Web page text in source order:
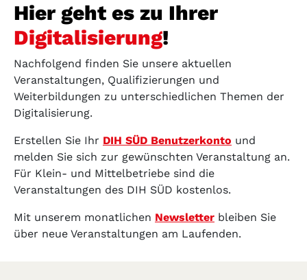
Hier geht es zu Ihrer
Digitalisierung!
Nachfolgend finden Sie unsere aktuellen
Veranstaltungen, Qualifizierungen und
Weiterbildungen zu unterschiedlichen Themen der
Digitalisierung.
Erstellen Sie Ihr DIH SÜD Benutzerkonto und
melden Sie sich zur gewünschten Veranstaltung an.
Für Klein- und Mittelbetriebe sind die
Veranstaltungen des DIH SÜD kostenlos.
Mit unserem monatlichen Newsletter bleiben Sie
über neue Veranstaltungen am Laufenden.